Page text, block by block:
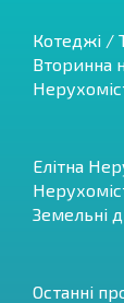
Котеджі /
Вторинна
Елітна
Земельні
Останні